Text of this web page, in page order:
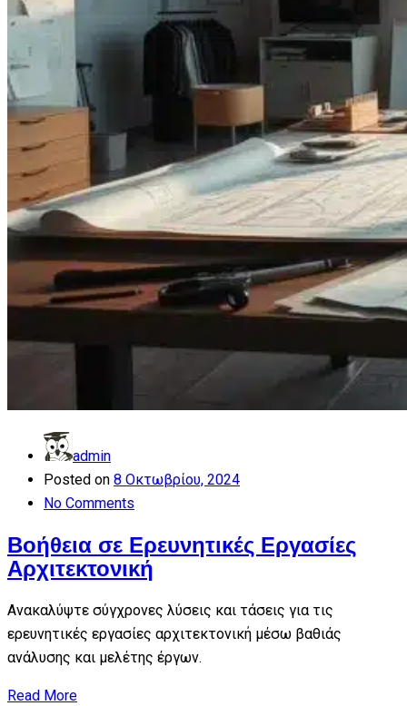
admin
Posted on 8 Οκτωβρίου, 2024
No Comments
Βοήθεια σε Ερευνητικές Εργασίες
Αρχιτεκτονική
Ανακαλύψτε σύγχρονες λύσεις και τάσεις για τις
ερευνητικές εργασίες αρχιτεκτονική μέσω βαθιάς
ανάλυσης και μελέτης έργων.
Read More